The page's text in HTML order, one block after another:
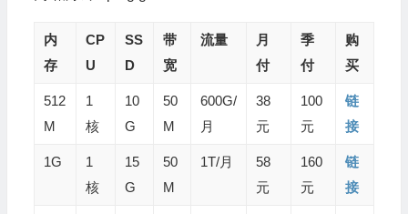
内
存
CP
U
SS
D
带
宽
流量
月
付
季
付
购
买
512
M
1
核
10
G
50
M
600G/
月
38
元
100
元
链
接
1G
1
核
15
G
50
M
1T/月
58
元
160
元
链
接